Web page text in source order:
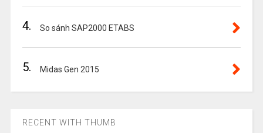
4. So sánh SAP2000 ETABS
5. Midas Gen 2015
RECENT WITH THUMB